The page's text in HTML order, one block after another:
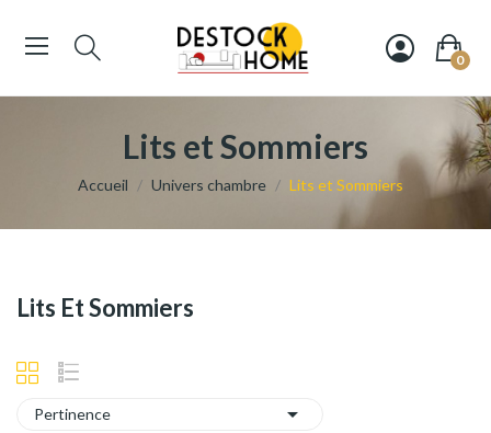
0
Lits et Sommiers
Accueil Univers chambre Lits et Sommiers
Lits Et Sommiers
Pertinence 